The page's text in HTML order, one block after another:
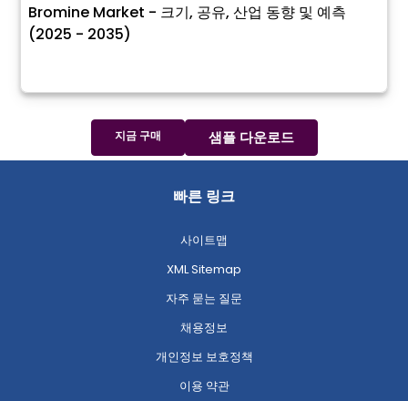
Bromine Market - 크기, 공유, 산업 동향 및 예측
(2025 - 2035)
지금 구매 샘플 다운로드
빠른 링크
사이트맵
XML Sitemap
자주 묻는 질문
채용정보
개인정보 보호정책
이용 약관